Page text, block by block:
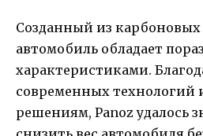
Созданный из карбоновых
автомобиль обладает
характеристиками.
современных
решениям, Panoz удалось